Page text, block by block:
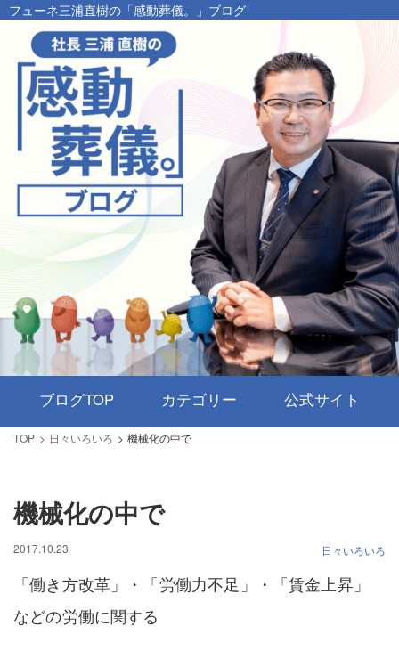
フューネ三浦直樹の「感動葬儀。」ブログ
ブログTOP カテゴリー 公式サイト
TOP 日々いろいろ 機械化の中で
機械化の中で
2017.10.23 日々いろいろ
「働き方改革」・「労働力不足」・「賃金上昇」
などの労働に関する